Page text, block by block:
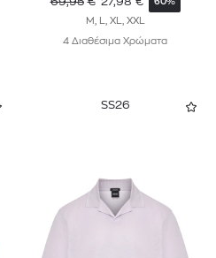
M, L, XL, XXL
4 Διαθέσιμα Χρώματα
SS26